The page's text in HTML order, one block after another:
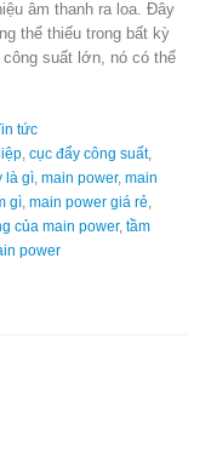
âm thanh ra loa. Đây
thể thiếu trong bất kỳ
suất lớn, nó có thể
tức
, cục đẩy công suất,
là gì main power, main
gì main power giá rẻ
của main power, tầm
power